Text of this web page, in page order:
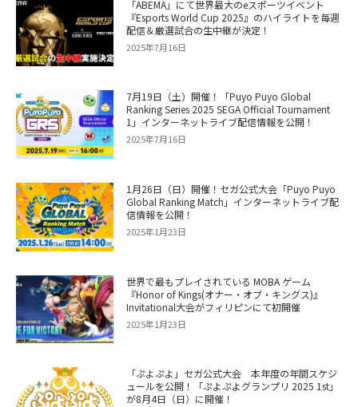
「ABEMA」にて世界最大のeスポーツイベント
『Esports World Cup 2025』のハイライトを毎週
配信＆厳選試合の生中継が決定！
2025年7月16日
7月19日（土）開催！「Puyo Puyo Global
Ranking Series 2025 SEGA Official Tournament
1」インターネットライブ配信情報を公開！
2025年7月16日
1月26日（日）開催！セガ公式大会「Puyo Puyo
Global Ranking Match」インターネットライブ配
信情報を公開！
2025年1月23日
世界で最もプレイされている MOBA ゲーム
『Honor of Kings(オナー・オブ・キングス)』
Invitational大会がフィリピンにて初開催
2025年1月23日
「ぷよぷよ」セガ公式大会 本年度の年間スケジ
ュールを公開！「ぷよぷよグランプリ 2025 1st」
が8月4日（日）に開催！